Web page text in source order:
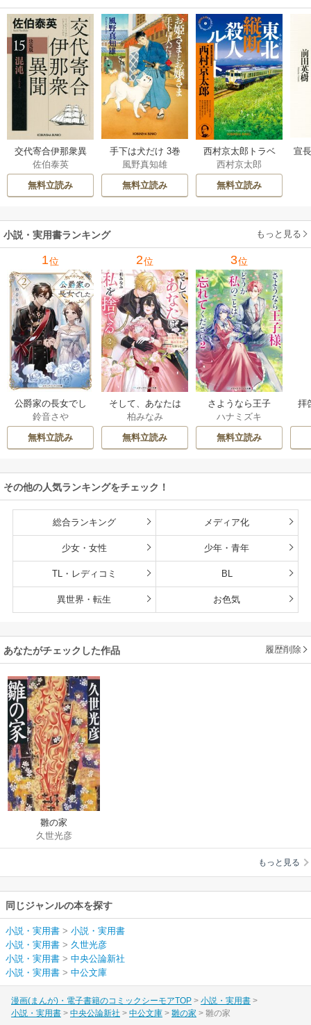
交代寄合伊那衆異
聞 15巻
佐伯泰英
無料立読み
手下は犬だけ 3巻
風野真知雄
無料立読み
西村京太郎トラベ
ルミステリー・セ
レクション 2巻
西村京太郎
無料立読み
宣
小説・実用書ランキング もっと見る
1位
公爵家の長女でし
た
鈴音さや
無料立読み
2位
そして、あなたは
私を捨てる
柏みなみ
無料立読み
3位
さようなら王子
様、どうか私のこ
とは忘れてくださ
い
ハナミズキ
無料立読み
拝
その他の人気ランキングをチェック！
総合ランキング メディア化
少女・女性 少年・青年
TL・レディコミ BL
異世界・転生 お色気
あなたがチェックした作品 履歴削除
雛の家
久世光彦
もっと見る
同じジャンルの本を探す
小説・実用書 > 小説・実用書
小説・実用書 > 久世光彦
小説・実用書 > 中央公論新社
小説・実用書 > 中公文庫
漫画(まんが)・電子書籍のコミックシーモアTOP
小説・実用書
小説・実用書
中央公論新社 中公文庫 雛の家 雛の家